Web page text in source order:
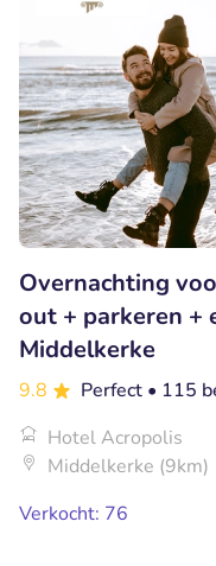
Overnachting
out + parkeren +
Middelkerke
9.8 Perfect • 115
Hotel Acropolis
Middelkerke (9km)
Verkocht: 76